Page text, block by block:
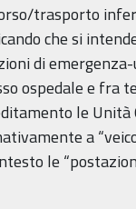
trasporto
che si
di
ospedale e fra
le
a
le